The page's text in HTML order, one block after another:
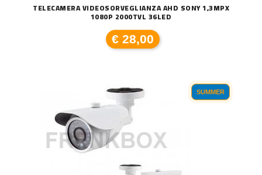
TELECAMERA VIDEOSORVEGLIANZA AHD SONY 1,3MPX
1080P 2000TVL 36LED
€ 28,00
SUMMER